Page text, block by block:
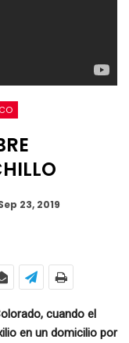
23, 2019
cuando el
en un domicilio por